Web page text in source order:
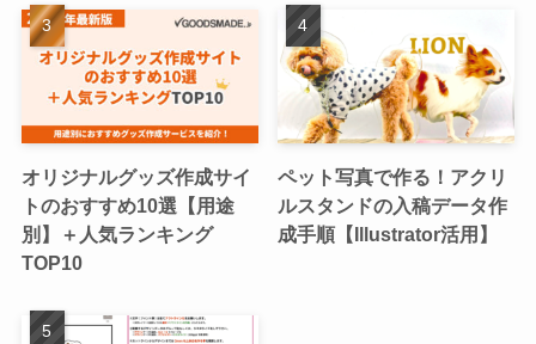
オリジナルグッズ作成サイ
トのおすすめ10選【用途
別】＋人気ランキング
TOP10
ペット写真で作る！アクリ
ルスタンドの入稿データ作
成手順【Illustrator活用】